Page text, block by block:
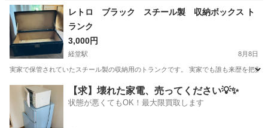
東京 世田谷区 収納家具 ケース
レトロ ブラック スチール製 収納ボックス ト
ランク
3,000円
経堂駅 8月8日
実家で保管されていたスチール製の収納用のトランクです。 実家でも誰も来歴を把
東京 世田谷区 経堂駅 収納家具
【求】壊れた家電、売ってください💡✨
状態が悪くてもOK！最大限買取します